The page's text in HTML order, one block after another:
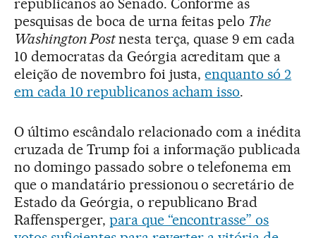
republicanos ao Senado. Conforme as
pesquisas de boca de urna feitas pelo The
Washington Postnesta terça, quase 9 em cada
10 democratas da Geórgia acreditam que a
eleição de novembro foi justa,enquanto só 2
em cada 10 republicanos acham isso.
O último escândalo relacionado com a inédita
cruzada de Trump foi a informação publicada
no domingo passado sobre o telefonema em
que o mandatário pressionou o secretário de
Estado da Geórgia, o republicano Brad
Raffensperger, para que “encontrasse” os